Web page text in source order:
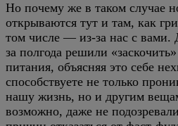
Но почему же в таком случае
открываются тут и там, как
том числе — из-за нас с вами.
за полгода решили
питания, объясняя это себе
способствуете не только
нашу жизнь, но и другим
возможно, даже не